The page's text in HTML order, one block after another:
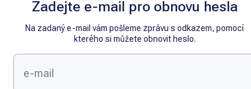
Zadejte e-mail pro obnovu hesla
Na zadaný e-mail vám pošleme zprávu s odkazem, pomocí
kterého si můžete obnovit heslo.